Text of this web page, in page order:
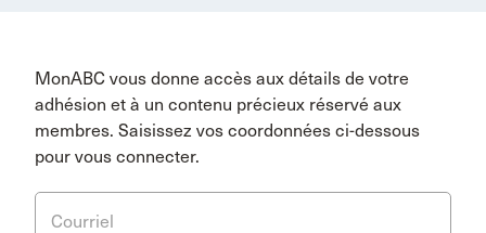
MonABC vous donne accès aux détails de votre
adhésion et à un contenu précieux réservé aux
membres. Saisissez vos coordonnées ci-dessous
pour vous connecter.
Courriel